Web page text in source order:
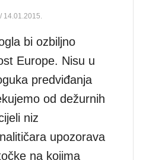
/ 14.01.2015.
bi ozbiljno
Europe. Nisu u
predviđanja
od dežurnih
niz
upozorava
na kojima